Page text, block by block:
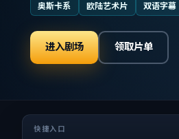
奥斯卡系 欧陆艺术片 双语字幕
进入剧场 领取片单
快捷入口